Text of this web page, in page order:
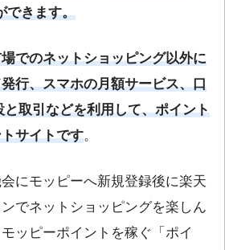
できます。
でのネットショッピング以外に
行、スマホの月額サービス、口
取引などを利用して、ポイント
サイトです。
にモッピーへ新規登録後に楽天
でネットショッピングを楽しん
ッピーポイントを稼ぐ「ポイ